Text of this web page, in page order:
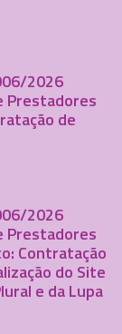
2026
Prestadores
de
2026
Prestadores
Contratação
do Site
e da Lupa